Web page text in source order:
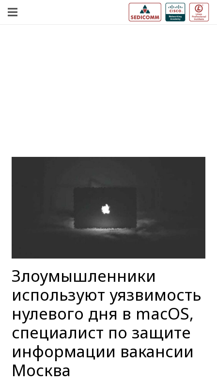
Злоумышленники
используют уязвимость
нулевого дня в macOS,
специалист по защите
информации вакансии
Москва